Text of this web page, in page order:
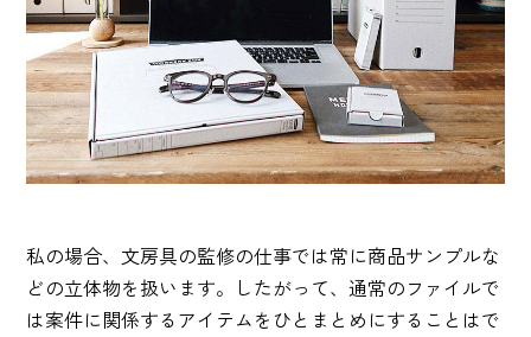
私の場合、文房具の監修の仕事では常に商品サンプルな
どの立体物を扱います。したがって、通常のファイルで
は案件に関係するアイテムをひとまとめにすることはで